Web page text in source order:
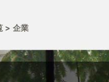
> 企業